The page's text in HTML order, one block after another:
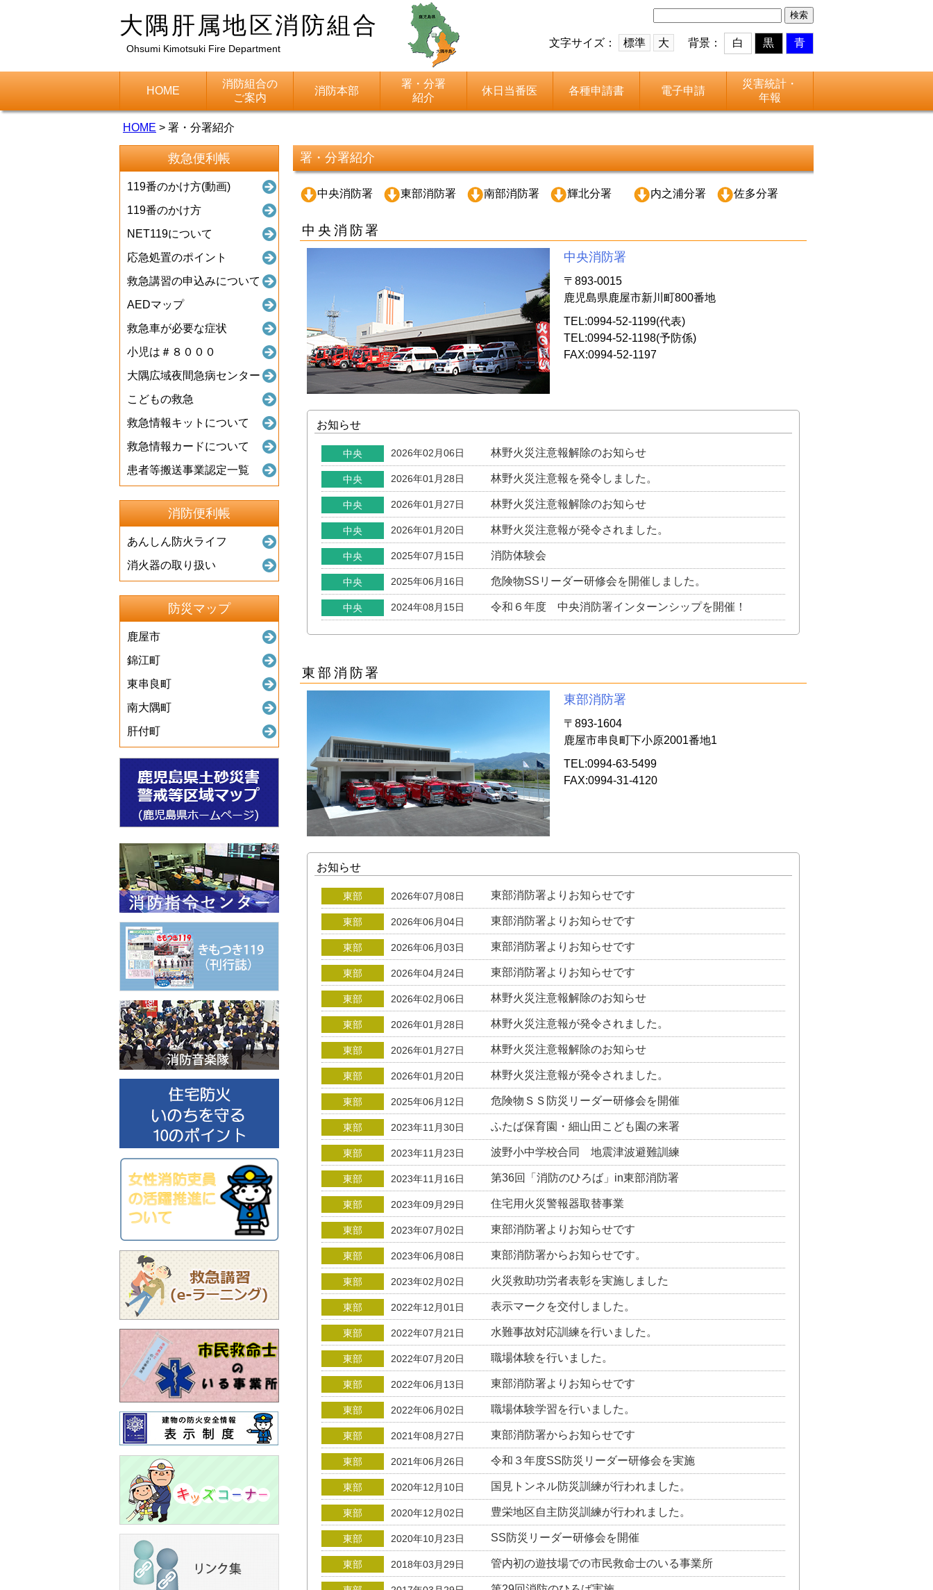
大隅肝属地区消防組合
Ohsumi Kimotsuki Fire Department
検
索:
文字サイズ：
標準 大 背景： 白 黒 青
HOME
消防組合の
ご案内
消防本部
署・分署
紹介
休日当番医 各種申請書 電子申請
災害統計・
年報
HOME > 署・分署紹介
署・分署紹介
中央消防署 東部消防署 南部消防署 輝北分署 内之浦分署 佐多分署
中央消防署
中央消防署
〒893-0015
鹿児島県鹿屋市新川町800番地
TEL:0994-52-1199(代表)
TEL:0994-52-1198(予防係)
FAX:0994-52-1197
お知らせ
中央 2026年02月06日 林野火災注意報解除のお知らせ
中央 2026年01月28日 林野火災注意報を発令しました。
中央 2026年01月27日 林野火災注意報解除のお知らせ
中央 2026年01月20日 林野火災注意報が発令されました。
中央 2025年07月15日 消防体験会
中央 2025年06月16日 危険物SSリーダー研修会を開催しました。
中央 2024年08月15日 令和６年度 中央消防署インターンシップを開催！
東部消防署
東部消防署
〒893-1604
鹿屋市串良町下小原2001番地1
TEL:0994-63-5499
FAX:0994-31-4120
お知らせ
東部 2026年07月08日 東部消防署よりお知らせです
東部 2026年06月04日 東部消防署よりお知らせです
東部 2026年06月03日 東部消防署よりお知らせです
東部 2026年04月24日 東部消防署よりお知らせです
東部 2026年02月06日 林野火災注意報解除のお知らせ
東部 2026年01月28日 林野火災注意報が発令されました。
東部 2026年01月27日 林野火災注意報解除のお知らせ
東部 2026年01月20日 林野火災注意報が発令されました。
東部 2025年06月12日 危険物ＳＳ防災リーダー研修会を開催
東部 2023年11月30日 ふたば保育園・細山田こども園の来署
東部 2023年11月23日 波野小中学校合同 地震津波避難訓練
東部 2023年11月16日 第36回「消防のひろば」in東部消防署
東部 2023年09月29日 住宅用火災警報器取替事業
東部 2023年07月02日 東部消防署よりお知らせです
東部 2023年06月08日 東部消防署からお知らせです。
東部 2023年02月02日 火災救助功労者表彰を実施しました
東部 2022年12月01日 表示マークを交付しました。
東部 2022年07月21日 水難事故対応訓練を行いました。
東部 2022年07月20日 職場体験を行いました。
東部 2022年06月13日 東部消防署よりお知らせです
東部 2022年06月02日 職場体験学習を行いました。
東部 2021年08月27日 東部消防署からお知らせです
東部 2021年06月26日 令和３年度SS防災リーダー研修会を実施
東部 2020年12月10日 国見トンネル防災訓練が行われました。
東部 2020年12月02日 豊栄地区自主防災訓練が行われました。
東部 2020年10月23日 SS防災リーダー研修会を開催
東部 2018年03月29日 管内初の遊技場での市民救命士のいる事業所
救急便利帳
119番のかけ方(動画)
119番のかけ方
NET119について
応急処置のポイント
救急講習の申込みについて
AEDマップ
救急車が必要な症状
小児は＃８０００
大隅広域夜間急病センター
こどもの救急
救急情報キットについて
救急情報カードについて
患者等搬送事業認定一覧
消防便利帳
あんしん防火ライフ
消火器の取り扱い
防災マップ
鹿屋市
錦江町
東串良町
南大隅町
肝付町